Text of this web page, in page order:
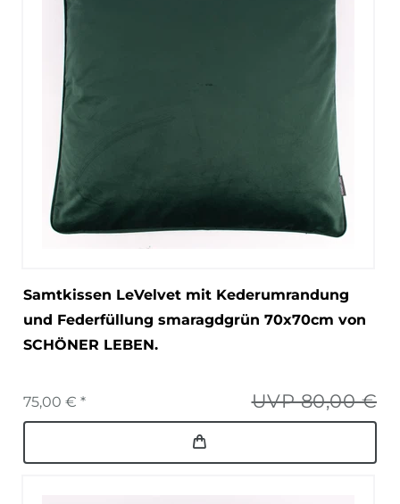
Samtkissen LeVelvet mit Kederumrandung
und Federfüllung smaragdgrün 70x70cm von
SCHÖNER LEBEN.
UVP 80,00 €
75,00 € *